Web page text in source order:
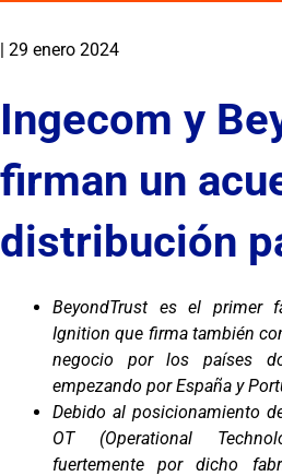
| 29 enero 2024
Ingecom y
firman un
distribución
BeyondTrust es el primer
Ignition que firma también
negocio por los países
empezando por España y
Debido al posicionamiento
OT (Operational
fuertemente por dicho